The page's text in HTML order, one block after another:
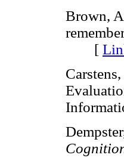
Brown,
[